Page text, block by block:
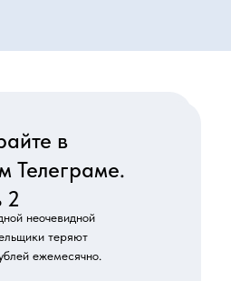
фатальных ошибок
каждый мебельщик
в
неочевидной
теряют
ежемесячно.
в
Телеграме.
2